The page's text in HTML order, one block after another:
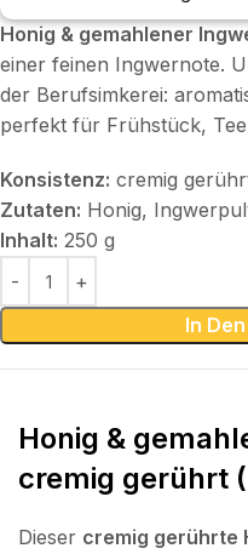
Honig & gemahlener
einer feinen Ingwernote.
der Berufsimkerei:
perfekt für Frühstück,
Konsistenz: cremig
Zutaten: Honig,
Inhalt: 250 g
In
Honig &
cremig gerührt
Dieser cremig gerührte